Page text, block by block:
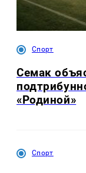
Спорт
Семак
«Родиной»
Спорт